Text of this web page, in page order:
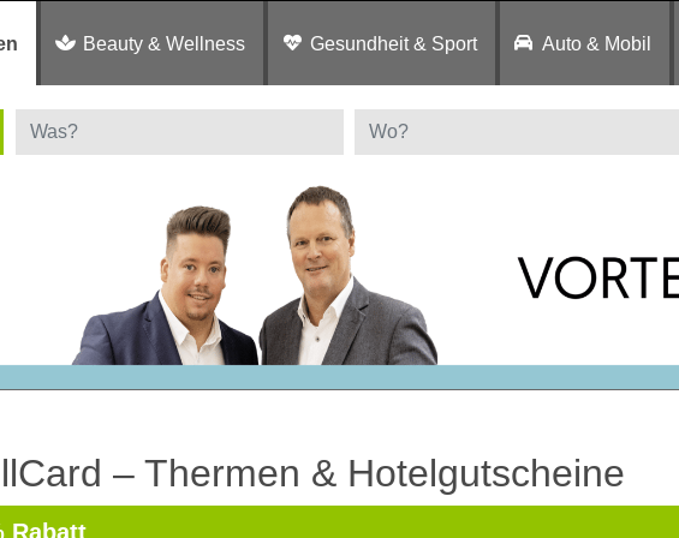
Beauty & Wellness Gesundheit & Sport Auto & Mobil
– Thermen & Hotelgutscheine
Rabatt